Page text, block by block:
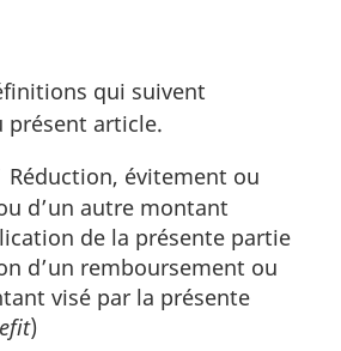
qui suivent
présent article.
Réduction, évitement ou
d’un autre montant
de la présente partie
d’un remboursement ou
visé par la présente
)